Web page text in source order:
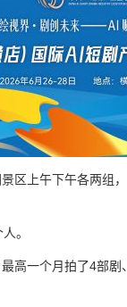
区上午下午各两组
。
高一个月拍了4部